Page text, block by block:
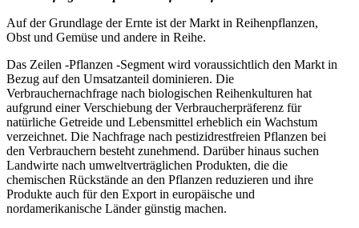
Auf der Grundlage der Ernte ist der Markt in Reihenpflanzen,
Obst und Gemüse und andere in Reihe.
Das Zeilen -Pflanzen -Segment wird voraussichtlich den Markt in
Bezug auf den Umsatzanteil dominieren. Die
Verbrauchernachfrage nach biologischen Reihenkulturen hat
aufgrund einer Verschiebung der Verbraucherpräferenz für
natürliche Getreide und Lebensmittel erheblich ein Wachstum
verzeichnet. Die Nachfrage nach pestizidrestfreien Pflanzen bei
den Verbrauchern besteht zunehmend. Darüber hinaus suchen
Landwirte nach umweltverträglichen Produkten, die die
chemischen Rückstände an den Pflanzen reduzieren und ihre
Produkte auch für den Export in europäische und
nordamerikanische Länder günstig machen.